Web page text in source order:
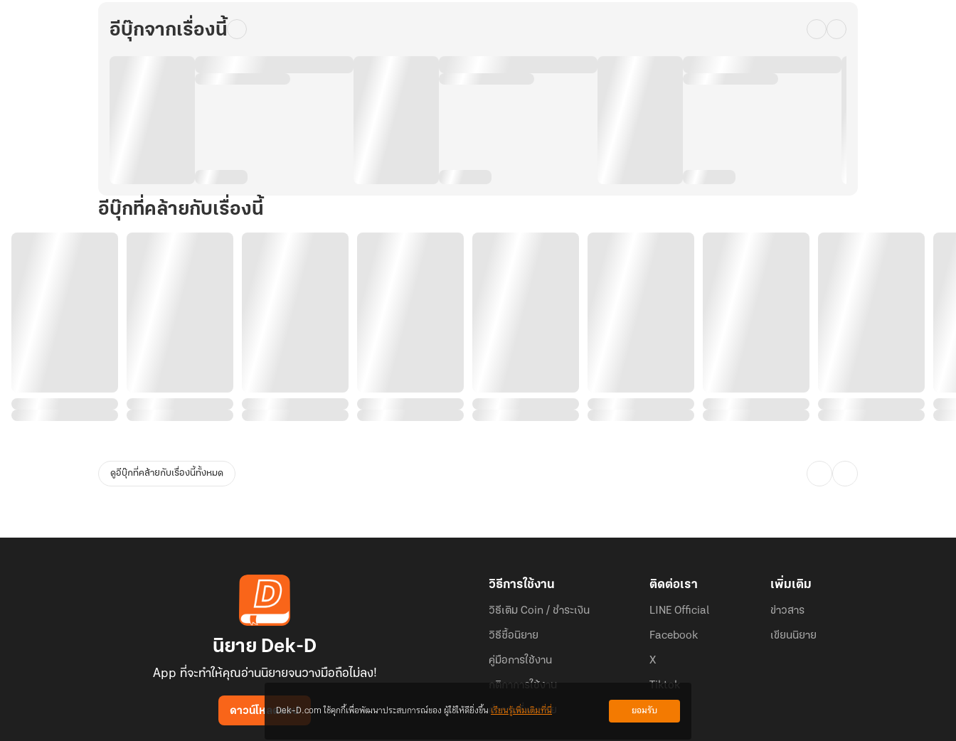
อีบุ๊กจากเรื่องนี้
อีบุ๊กที่คล้ายกับเรื่องนี้
ดูอีบุ๊กที่คล้ายกับเรื่องนี้ทั้งหมด
นิยาย Dek-D
App ที่จะทำให้คุณอ่านนิยายจนวางมือถือไม่ลง!
ดาวน์โหลดแอป
วิธีการใช้งาน
วิธีเติม Coin / ชำระเงิน
วิธีซื้อนิยาย
คู่มือการใช้งาน
กติกาการใช้งาน
คำถามที่พบบ่อย
ติดต่อเรา
LINE Official
Facebook
X
Tiktok
เพิ่มเติม
ข่าวสาร
เขียนนิยาย
Dek-D.com ใช้คุกกี้เพื่อพัฒนาประสบการณ์ของ ผู้ใช้ให้ดียิ่งขึ้นเรียนรู้เพิ่มเติมที่นี่ ยอมรับ